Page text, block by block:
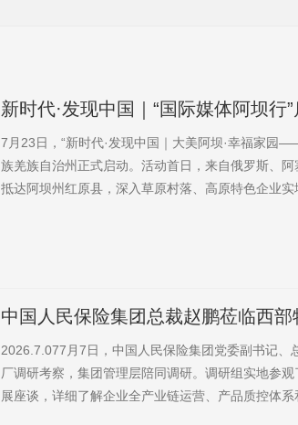
新时代·发现中国｜“国际媒体阿坝行
媒记者一致好评
7月23日，“新时代·发现中国｜大美阿坝·幸福家园
族羌族自治州正式启动。活动首日，来自俄罗斯、
抵达阿坝州红原县，深入草原村落、高原特色企业
中国人民保险集团总裁赵鹏莅临西
2026.7.077月7日，中国人民保险集团党委副书记、
厂调研考察，集团管理层陪同调研。调研组实地参
展座谈，详细了解企业全产业链运营、产品质控体